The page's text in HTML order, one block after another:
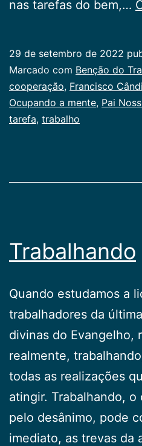
nas tarefas do bem,…
29 de setembro de 2022
Categorizado
como
Publicogeral
Marcado com Benção do
cooperação, Francisco
Ocupando a mente, Pai
tarefa, trabalho
Trabalhando
Quando estudamos a
trabalhadores da
divinas do Evangelho,
realmente,
todas as realizações
atingir. Trabalhando,
pelo desânimo, pode
imediato, as trevas da